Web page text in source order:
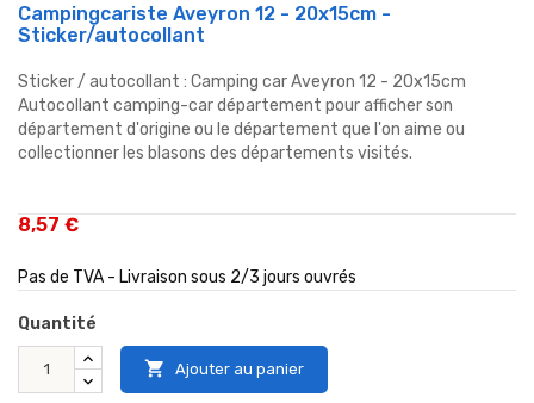
Campingcariste Aveyron 12 - 20x15cm -
Sticker/autocollant
Sticker / autocollant : Camping car Aveyron 12 - 20x15cm
Autocollant camping-car département pour afficher son
département d'origine ou le département que l'on aime ou
collectionner les blasons des départements visités.
8,57 €
Pas de TVA - Livraison sous 2/3 jours ouvrés
Quantité
 Ajouter au panier